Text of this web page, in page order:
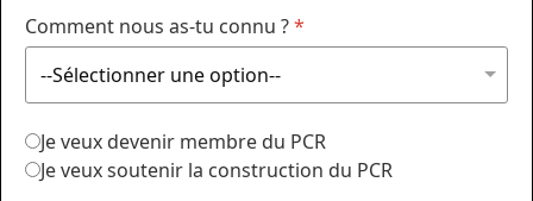
Comment nous as-tu connu ?*
Je veux devenir membre du PCR
Je veux soutenir la construction du PCR